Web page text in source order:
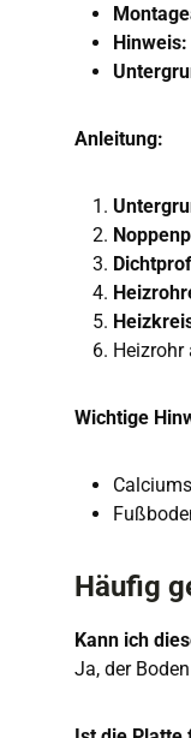
Hinweis:
Anleitung:
Heizrohr
Wichtige
Häufig
Kann ich
Ja, der